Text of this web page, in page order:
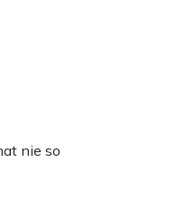
nie so